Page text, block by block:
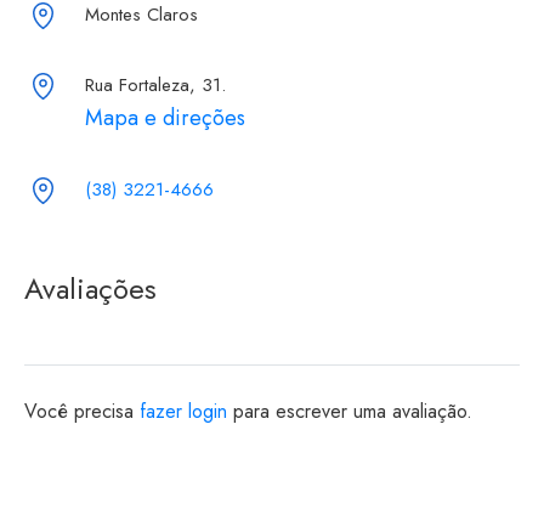
Montes Claros
Rua Fortaleza, 31.
Mapa e direções
(38) 3221-4666
Avaliações
Você precisa fazer login para escrever uma avaliação.